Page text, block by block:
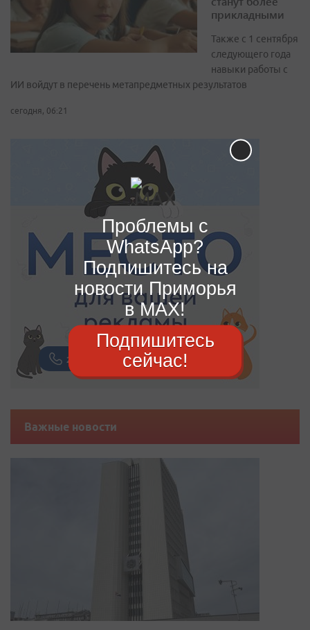
прикладными
Также с 1 сентября
следующего года
навыки работы с
ИИ войдут в перечень метапредметных результатов
сегодня, 06:21
Важные новости
Проблемы с
WhatsApp?
Подпишитесь на
новости Приморья
в MAX!
Подпишитесь
сейчас!